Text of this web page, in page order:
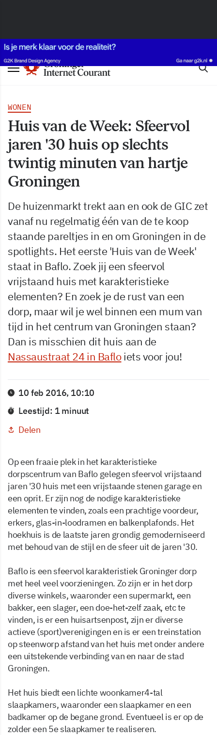
WONEN
Huis van de Week: Sfeervol
jaren '30 huis op slechts
twintig minuten van hartje
Groningen
De huizenmarkt trekt aan en ook de GIC zet
vanaf nu regelmatig één van de te koop
staande pareltjes in en om Groningen in de
spotlights. Het eerste 'Huis van de Week'
staat in Baflo. Zoek jij een sfeervol
vrijstaand huis met karakteristieke
elementen? En zoek je de rust van een
dorp, maar wil je wel binnen een mum van
tijd in het centrum van Groningen staan?
Dan is misschien dit huis aan de
Nassaustraat 24 in Bafloiets voor jou!
10 feb 2016, 10:10
Leestijd: 1 minuut
Delen
Op een fraaie plek in het karakteristieke
dorpscentrum van Baflo gelegen sfeervol vrijstaand
jaren '30 huis met een vrijstaande stenen garage en
een oprit. Er zijn nog de nodige karakteristieke
elementen te vinden, zoals een prachtige voordeur,
erkers, glas-in-loodramen en balkenplafonds. Het
hoekhuis is de laatste jaren grondig gemoderniseerd
met behoud van de stijl en de sfeer uit de jaren '30.
Baflo is een sfeervol karakteristiek Groninger dorp
met heel veel voorzieningen. Zo zijn er in het dorp
diverse winkels, waaronder een supermarkt, een
bakker, een slager, een doe-het-zelf zaak, etc te
vinden, is er een huisartsenpost, zijn er diverse
actieve (sport)verenigingen en is er een treinstation
op steenworp afstand van het huis met onder andere
een uitstekende verbinding van en naar de stad
Groningen.
Het huis biedt een lichte woonkamer4-tal
slaapkamers, waaronder een slaapkamer en een
badkamer op de begane grond. Eventueel is er op de
zolder een 5e slaapkamer te realiseren.